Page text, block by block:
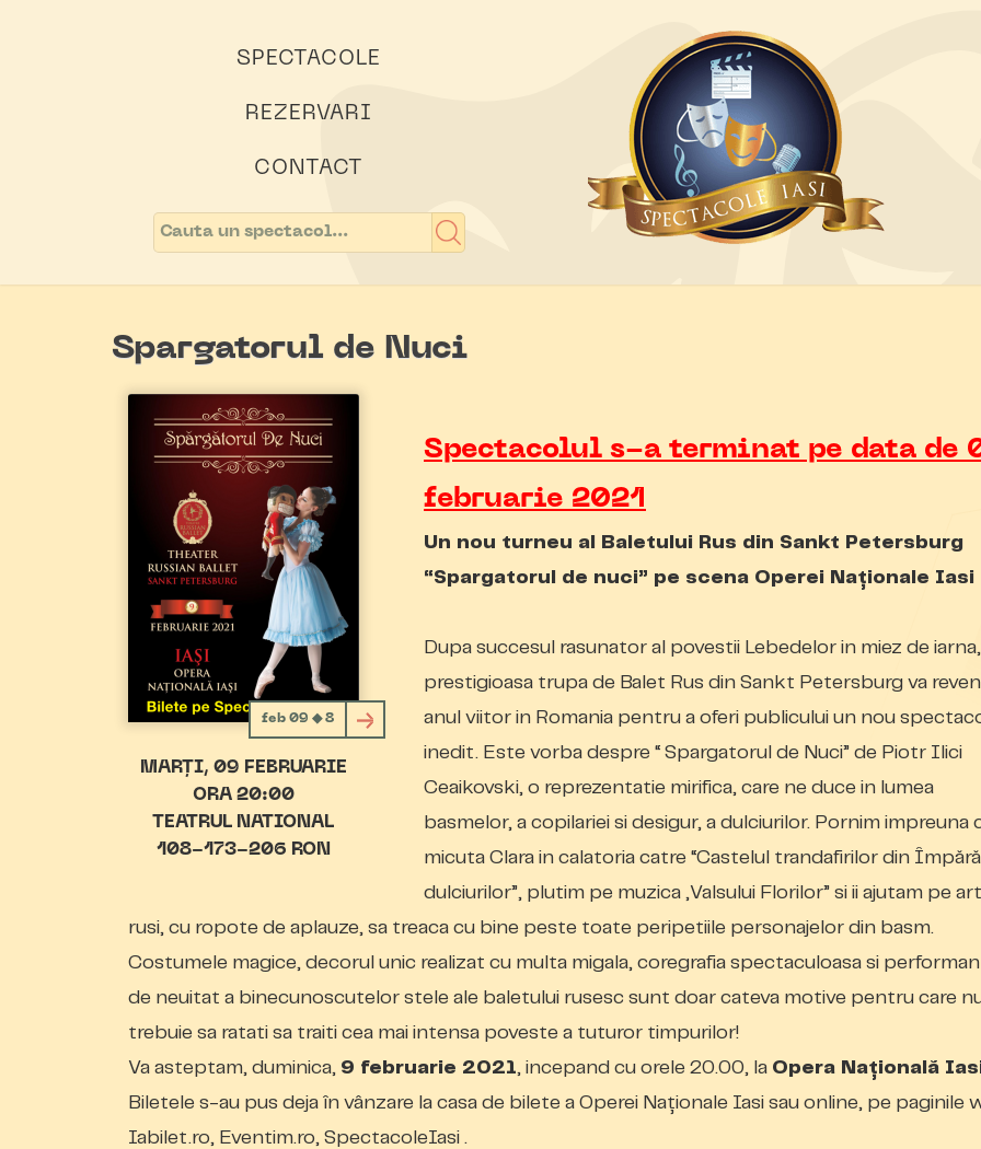
SPECTACOLE
REZERVARI
CONTACT
Spargatorul de Nuci
feb 09 ◆ 8
MARȚI 09 FEBRUARIE
ORA 20:00
TEATRUL NATIONAL
108-173-206 RON
Spectacolul s-a terminat pe data de
februarie 2021
Un nou turneu al Baletului Rus din Sankt Petersburg
“Spargatorul de nuci” pe scena Operei Naţionale Iasi
Dupa succesul rasunator al povestii Lebedelor in miez de iarna,
prestigioasa trupa de Balet Rus din Sankt Petersburg va
anul viitor in Romania pentru a oferi publicului un nou
inedit. Este vorba despre “ Spargatorul de Nuci” de Piotr Ilici
Ceaikovski, o reprezentatie mirifica, care ne duce in lumea
basmelor, a copilariei si desigur, a dulciurilor. Pornim impreuna
micuta Clara in calatoria catre “Castelul trandafirilor din
dulciurilor”, plutim pe muzica „Valsului Florilor” si ii ajutam pe
rusi, cu ropote de aplauze, sa treaca cu bine peste toate peripetiile personajelor din basm.
Costumele magice, decorul unic realizat cu multa migala, coregrafia spectaculoasa si
de neuitat a binecunoscutelor stele ale baletului rusesc sunt doar cateva motive pentru care
trebuie sa ratati sa traiti cea mai intensa poveste a tuturor timpurilor!
Va asteptam, duminica, 9 februarie 2021, incepand cu orele 20.00, la Opera Naţională
Biletele s-au pus deja în vânzare la casa de bilete a Operei Naţionale Iasi sau online, pe paginile
Iabilet.ro, Eventim.ro, SpectacoleIasi .